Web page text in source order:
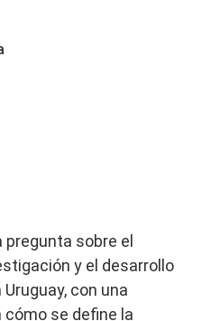
pregunta sobre el
y el desarrollo
con una
se define la